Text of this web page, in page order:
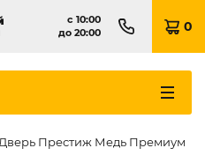
с 10:00
до 20:00 0
Дверь Престиж Медь Премиум